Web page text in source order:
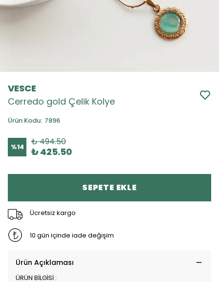
VESCE
Cerredo gold Çelik Kolye
Ürün Kodu: 7896
%14 ₺ 494.50
₺ 425.50
SEPETE EKLE
Ücretsiz kargo
10 gün içinde iade değişim
Ürün Açıklaması
ÜRÜN BİLGİSİ :